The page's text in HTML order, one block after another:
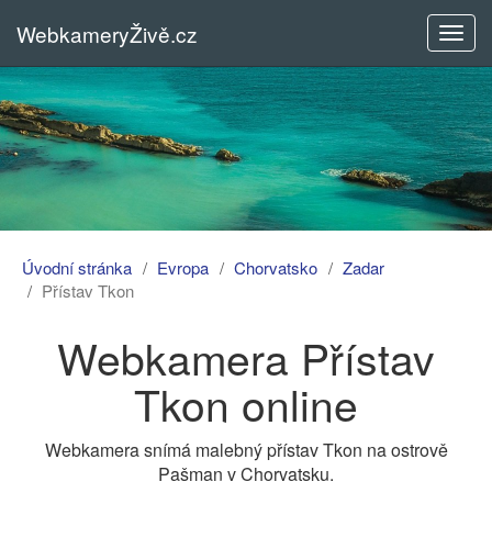
menu
WebkameryŽivě.cz
Úvodní stránka Evropa Chorvatsko
Zadar
Přístav Tkon
Webkamera Přístav
Tkon online
Webkamera snímá malebný přístav Tkon na ostrově
Pašman v Chorvatsku.